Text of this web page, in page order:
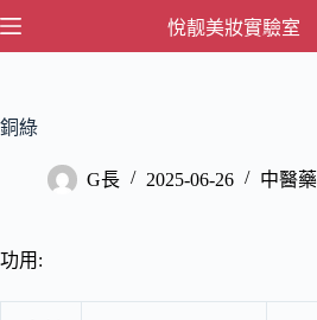
跳
內
悅靓美妝實驗室
銅綠
G長 2025-06-26 中醫藥
功用: